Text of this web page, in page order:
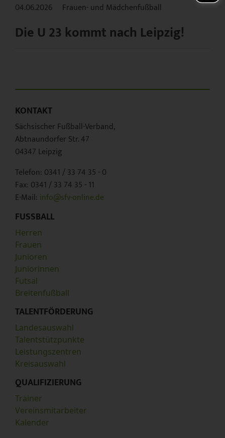
04.06.2026 Frauen- und Mädchenfußball
Die U 23 kommt nach Leipzig!
KONTAKT
Sächsischer Fußball-Verband,
Abtnaundorfer Str. 47
04347 Leipzig
Telefon: 0341 / 33 74 35 - 0
Fax: 0341 / 33 74 35 - 11
E-Mail: info@sfv-online.de
FUSSBALL
Herren
Frauen
Junioren
Juniorinnen
Futsal
Breitenfußball
TALENTFÖRDERUNG
Landesauswahl
Talentstützpunkte
Leistungszentren
Kreisauswahl
QUALIFIZIERUNG
Trainer
Vereinsmitarbeiter
Kalender